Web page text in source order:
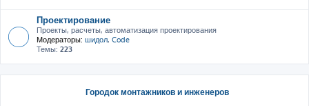
Проектирование
Проекты, расчеты, автоматизация проектирования
Модераторы: шидол, Code
Темы: 223
Городок монтажников и инженеров